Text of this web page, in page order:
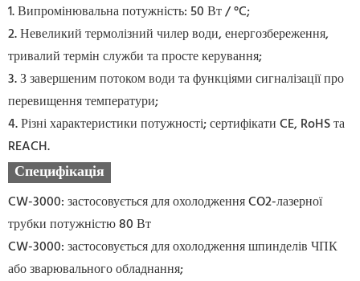
1. Випромінювальна потужність: 50 Вт / °C;
2. Невеликий термолізний чилер води, енергозбереження,
тривалий термін служби та просте керування;
3. З завершеним потоком води та функціями сигналізації про
перевищення температури;
4. Різні характеристики потужності; сертифікати CE, RoHS та
REACH.
Специфікація
CW-3000: застосовується для охолодження CO2-лазерної
трубки потужністю 80 Вт
CW-3000: застосовується для охолодження шпинделів ЧПК
або зварювального обладнання;